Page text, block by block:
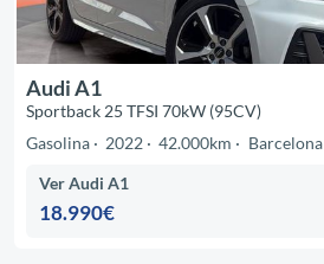
Audi A1
Sportback 25 TFSI 70kW (95CV)
Gasolina
2022 42.000km Barcelona
Ver Audi A1
18.990€